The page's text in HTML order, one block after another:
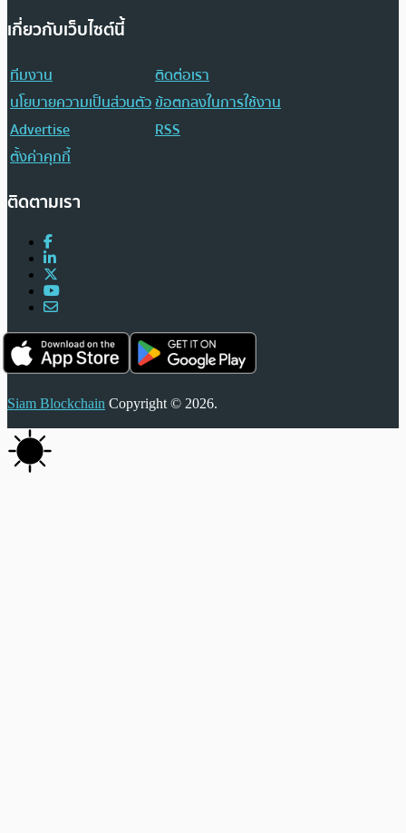
เกี่ยวกับเว็บไซต์นี้
ทีมงาน
ติดต่อเรา
นโยบายความเป็นส่วนตัวข้อตกลงในการใช้งาน
Advertise
RSS
ตั้งค่าคุกกี้
ติดตามเรา
Siam Blockchain Copyright © 2026.